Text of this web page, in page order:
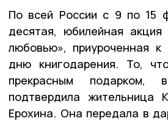
По всей России с 9 по 15
десятая, юбилейная
любовью», приуроченная
дню книгодарения. То,
прекрасным
подтвердила жительница
Ерохина. Она передала в